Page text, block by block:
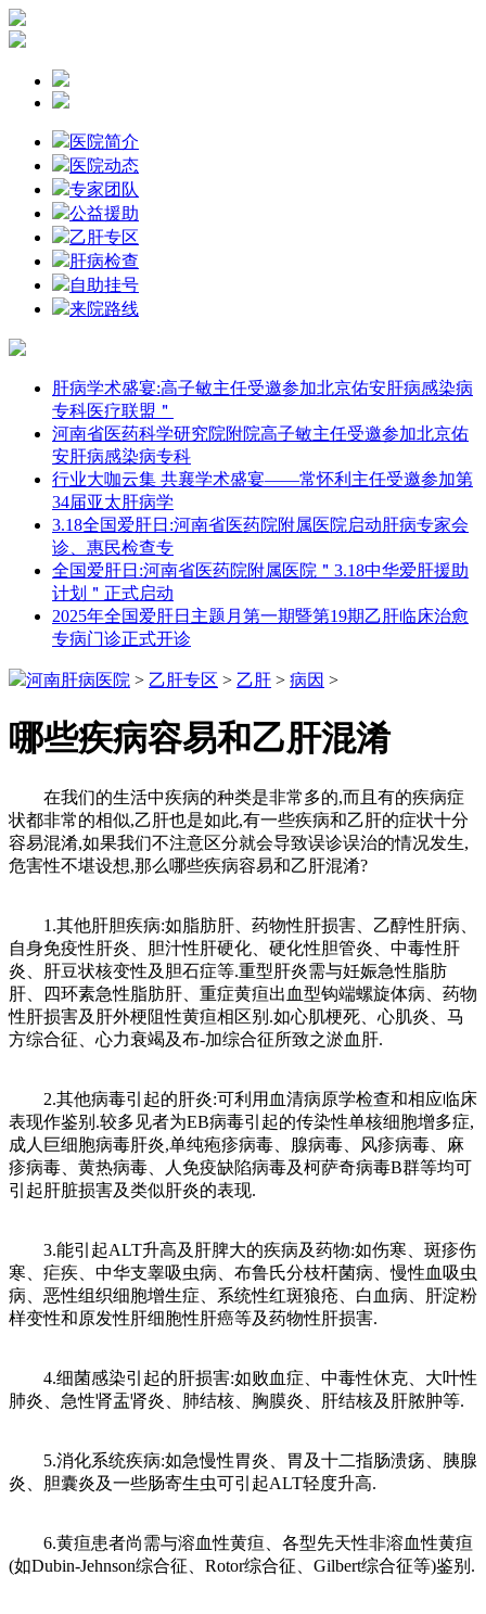
医院简介
医院动态
专家团队
公益援助
乙肝专区
肝病检查
自助挂号
来院路线
肝病学术盛宴:高子敏主任受邀参加北京佑安肝病感染病
专科医疗联盟＂
河南省医药科学研究院附院高子敏主任受邀参加北京佑
安肝病感染病专科
行业大咖云集 共襄学术盛宴——常怀利主任受邀参加第
34届亚太肝病学
3.18全国爱肝日:河南省医药院附属医院启动肝病专家会
诊、惠民检查专
全国爱肝日:河南省医药院附属医院＂3.18中华爱肝援助
计划＂正式启动
2025年全国爱肝日主题月第一期暨第19期乙肝临床治愈
专病门诊正式开诊
河南肝病医院 > 乙肝专区 > 乙肝 > 病因 >
哪些疾病容易和乙肝混淆
在我们的生活中疾病的种类是非常多的,而且有的疾病症
状都非常的相似,乙肝也是如此,有一些疾病和乙肝的症状十分
容易混淆,如果我们不注意区分就会导致误诊误治的情况发生,
危害性不堪设想,那么哪些疾病容易和乙肝混淆?
1.其他肝胆疾病:如脂肪肝、药物性肝损害、乙醇性肝病、
自身免疫性肝炎、胆汁性肝硬化、硬化性胆管炎、中毒性肝
炎、肝豆状核变性及胆石症等.重型肝炎需与妊娠急性脂肪
肝、四环素急性脂肪肝、重症黄疸出血型钩端螺旋体病、药物
性肝损害及肝外梗阻性黄疸相区别.如心肌梗死、心肌炎、马
方综合征、心力衰竭及布-加综合征所致之淤血肝.
2.其他病毒引起的肝炎:可利用血清病原学检查和相应临床
表现作鉴别.较多见者为EB病毒引起的传染性单核细胞增多症,
成人巨细胞病毒肝炎,单纯疱疹病毒、腺病毒、风疹病毒、麻
疹病毒、黄热病毒、人免疫缺陷病毒及柯萨奇病毒B群等均可
引起肝脏损害及类似肝炎的表现.
3.能引起ALT升高及肝脾大的疾病及药物:如伤寒、斑疹伤
寒、疟疾、中华支睾吸虫病、布鲁氏分枝杆菌病、慢性血吸虫
病、恶性组织细胞增生症、系统性红斑狼疮、白血病、肝淀粉
样变性和原发性肝细胞性肝癌等及药物性肝损害.
4.细菌感染引起的肝损害:如败血症、中毒性休克、大叶性
肺炎、急性肾盂肾炎、肺结核、胸膜炎、肝结核及肝脓肿等.
5.消化系统疾病:如急慢性胃炎、胃及十二指肠溃疡、胰腺
炎、胆囊炎及一些肠寄生虫可引起ALT轻度升高.
6.黄疸患者尚需与溶血性黄疸、各型先天性非溶血性黄疸
(如Dubin-Jehnson综合征、Rotor综合征、Gilbert综合征等)鉴别.